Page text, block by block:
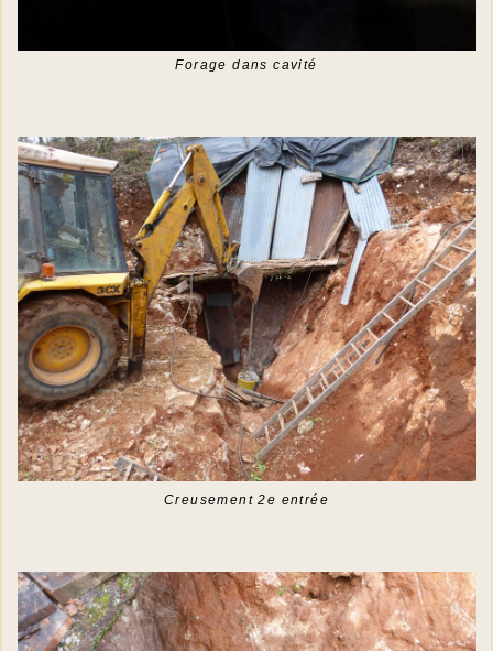
Forage dans cavité
Creusement 2e entrée